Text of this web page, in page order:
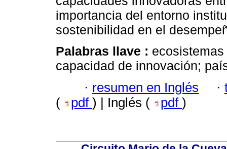
importancia del entorno
sostenibilidad en el
Palabras llave :
capacidad de innovación;
· resumen en Inglés ·
(
pdf ) | Inglés ( pdf )